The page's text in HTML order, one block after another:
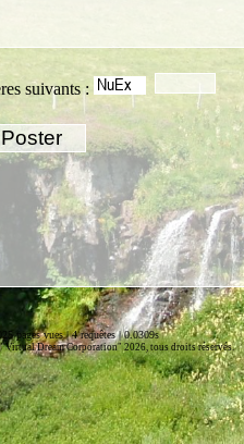
suivants :
pages vues | 4 requêtes | 0.0309s
Dream Corporation" 2026, tous droits réservés.